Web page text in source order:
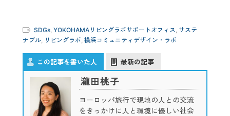
SDGs YOKOHAMAリビングラボサポートオフィス サステ
ナブル リビングラボ 横浜コミュニティデザイン・ラボ
この記事を書いた人 最新の記事
瀧田桃子
ヨーロッパ旅行で現地の人との交流
をきっかけに人と環境に優しい社会